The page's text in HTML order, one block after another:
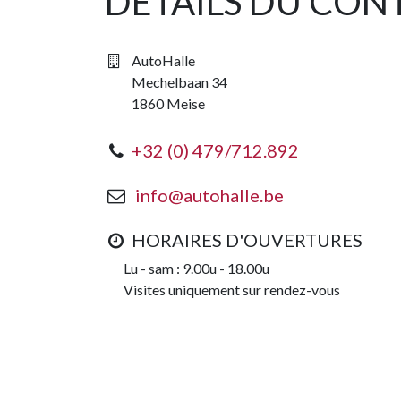
AutoHalle
Mechelbaan 34
1860 Meise
+32 (0) 479/712.892
info@autohalle.be
HORAIRES D'OUVERTURES
Lu - sam : 9.00u - 18.00u
Visites uniquement sur rendez-vous